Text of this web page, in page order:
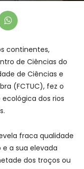
continentes,
de Ciências do
de Ciências e
(FCTUC), fez o
dos rios
fraca qualidade
a sua elevada
dos troços ou